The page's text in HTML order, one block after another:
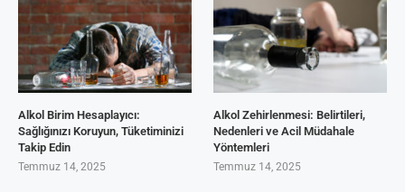
Alkol Birim Hesaplayıcı:
Sağlığınızı Koruyun, Tüketiminizi
Takip Edin
Temmuz 14, 2025
Alkol Zehirlenmesi: Belirtileri,
Nedenleri ve Acil Müdahale
Yöntemleri
Temmuz 14, 2025